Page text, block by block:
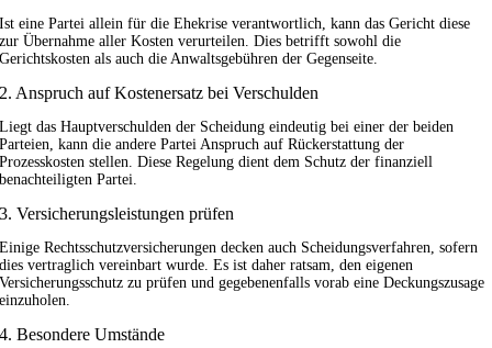
Ist eine Partei allein für die Ehekrise verantwortlich, kann das Gericht diese
zur Übernahme aller Kosten verurteilen. Dies betrifft sowohl die
Gerichtskosten als auch die Anwaltsgebühren der Gegenseite.
2. Anspruch auf Kostenersatz bei Verschulden
Liegt das Hauptverschulden der Scheidung eindeutig bei einer der beiden
Parteien, kann die andere Partei Anspruch auf Rückerstattung der
Prozesskosten stellen. Diese Regelung dient dem Schutz der finanziell
benachteiligten Partei.
3. Versicherungsleistungen prüfen
Einige Rechtsschutzversicherungen decken auch Scheidungsverfahren, sofern
dies vertraglich vereinbart wurde. Es ist daher ratsam, den eigenen
Versicherungsschutz zu prüfen und gegebenenfalls vorab eine Deckungszusage
einzuholen.
4. Besondere Umstände